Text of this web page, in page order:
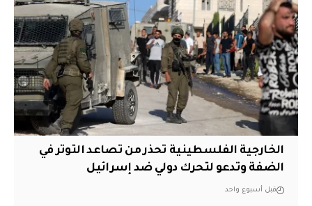
الخارجية الفلسطينية تحذر من تصاعد التوتر في
الضفة وتدعو لتحرك دولي ضد إسرائيل
قبل أسبوع واحد